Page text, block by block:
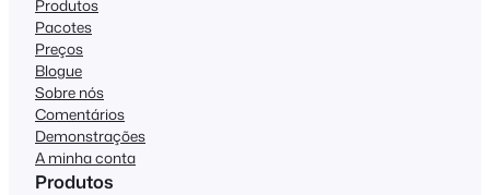
Produtos
Pacotes
Preços
Blogue
Sobre nós
Comentários
Demonstrações
A minha conta
Produtos